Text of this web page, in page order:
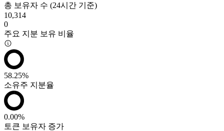
총 보유자 수 (24시간 기준)
10,314
0
주요 지분 보유 비율
58.25%
소유주 지분율
0.00%
토큰 보유자 증가